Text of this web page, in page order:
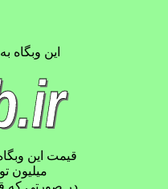
این وبگاه
قیمت این وبگاه
میلیون
در صورتی که